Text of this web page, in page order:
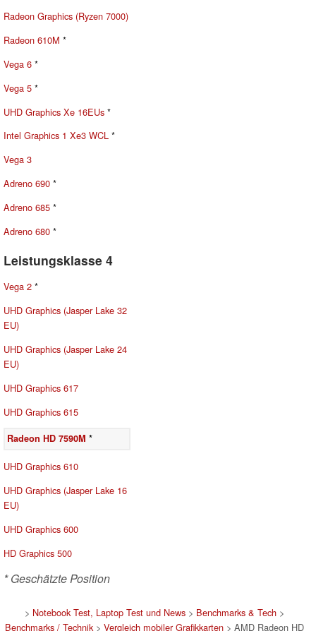
Radeon Graphics (Ryzen 7000)
Radeon 610M *
Vega 6 *
Vega 5 *
UHD Graphics Xe 16EUs *
Intel Graphics 1 Xe3 WCL *
Vega 3
Adreno 690 *
Adreno 685 *
Adreno 680 *
Leistungsklasse 4
Vega 2 *
UHD Graphics (Jasper Lake 32
EU)
UHD Graphics (Jasper Lake 24
EU)
UHD Graphics 617
UHD Graphics 615
Radeon HD 7590M *
UHD Graphics 610
UHD Graphics (Jasper Lake 16
EU)
UHD Graphics 600
HD Graphics 500
* Geschätzte Position
> Notebook Test, Laptop Test und News > Benchmarks & Tech >
Benchmarks / Technik > Vergleich mobiler Grafikkarten > AMD Radeon HD